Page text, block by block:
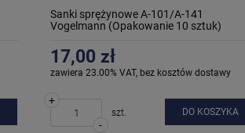
Sanki sprężynowe A-101/A-141
Vogelmann (Opakowanie 10 sztuk)
17,00 zł
zawiera 23.00% VAT, bez kosztów dostawy
-
+
szt. DO KOSZYKA